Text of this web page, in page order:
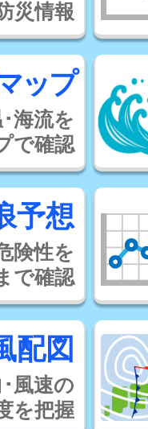
災情報
ップ
海流を
で確認
予想
険性を
で確認
配図
風速の
を把握